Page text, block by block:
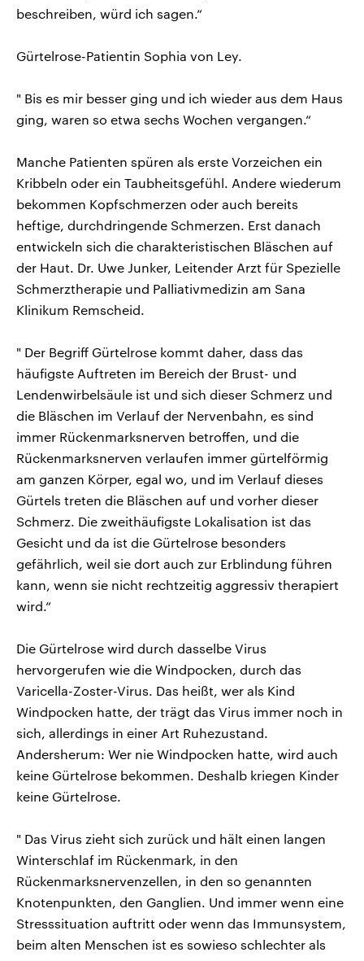
beschreiben, würd ich sagen.“
Gürtelrose-Patientin Sophia von Ley.
" Bis es mir besser ging und ich wieder aus dem Haus
ging, waren so etwa sechs Wochen vergangen.“
Manche Patienten spüren als erste Vorzeichen ein
Kribbeln oder ein Taubheitsgefühl. Andere wiederum
bekommen Kopfschmerzen oder auch bereits
heftige, durchdringende Schmerzen. Erst danach
entwickeln sich die charakteristischen Bläschen auf
der Haut. Dr. Uwe Junker, Leitender Arzt für Spezielle
Schmerztherapie und Palliativmedizin am Sana
Klinikum Remscheid.
" Der Begriff Gürtelrose kommt daher, dass das
häufigste Auftreten im Bereich der Brust- und
Lendenwirbelsäule ist und sich dieser Schmerz und
die Bläschen im Verlauf der Nervenbahn, es sind
immer Rückenmarksnerven betroffen, und die
Rückenmarksnerven verlaufen immer gürtelförmig
am ganzen Körper, egal wo, und im Verlauf dieses
Gürtels treten die Bläschen auf und vorher dieser
Schmerz. Die zweithäufigste Lokalisation ist das
Gesicht und da ist die Gürtelrose besonders
gefährlich, weil sie dort auch zur Erblindung führen
kann, wenn sie nicht rechtzeitig aggressiv therapiert
wird.“
Die Gürtelrose wird durch dasselbe Virus
hervorgerufen wie die Windpocken, durch das
Varicella-Zoster-Virus. Das heißt, wer als Kind
Windpocken hatte, der trägt das Virus immer noch in
sich, allerdings in einer Art Ruhezustand.
Andersherum: Wer nie Windpocken hatte, wird auch
keine Gürtelrose bekommen. Deshalb kriegen Kinder
keine Gürtelrose.
" Das Virus zieht sich zurück und hält einen langen
Winterschlaf im Rückenmark, in den
Rückenmarksnervenzellen, in den so genannten
Knotenpunkten, den Ganglien. Und immer wenn eine
Stresssituation auftritt oder wenn das Immunsystem,
beim alten Menschen ist es sowieso schlechter als